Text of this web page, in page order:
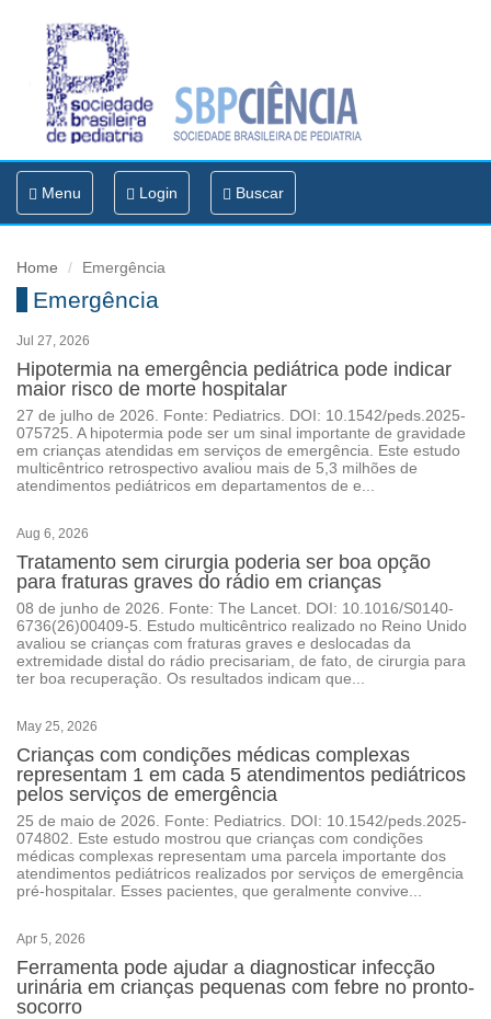
Toggle
navigation
Menu Login Buscar
Home Emergência
Emergência
Jul 27, 2026
Hipotermia na emergência pediátrica pode indicar
maior risco de morte hospitalar
27 de julho de 2026. Fonte: Pediatrics. DOI: 10.1542/peds.2025-
075725. A hipotermia pode ser um sinal importante de gravidade
em crianças atendidas em serviços de emergência. Este estudo
multicêntrico retrospectivo avaliou mais de 5,3 milhões de
atendimentos pediátricos em departamentos de e...
Aug 6, 2026
Tratamento sem cirurgia poderia ser boa opção
para fraturas graves do rádio em crianças
08 de junho de 2026. Fonte: The Lancet. DOI: 10.1016/S0140-
6736(26)00409-5. Estudo multicêntrico realizado no Reino Unido
avaliou se crianças com fraturas graves e deslocadas da
extremidade distal do rádio precisariam, de fato, de cirurgia para
ter boa recuperação. Os resultados indicam que...
May 25, 2026
Crianças com condições médicas complexas
representam 1 em cada 5 atendimentos pediátricos
pelos serviços de emergência
25 de maio de 2026. Fonte: Pediatrics. DOI: 10.1542/peds.2025-
074802. Este estudo mostrou que crianças com condições
médicas complexas representam uma parcela importante dos
atendimentos pediátricos realizados por serviços de emergência
pré-hospitalar. Esses pacientes, que geralmente convive...
Apr 5, 2026
Ferramenta pode ajudar a diagnosticar infecção
urinária em crianças pequenas com febre no pronto-
socorro